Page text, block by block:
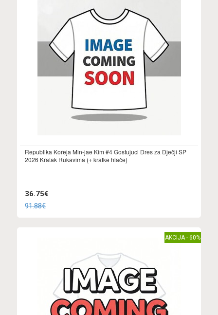
Republika Koreja Min-jae Kim #4 Gostujuci Dres za Dječji SP
2026 Kratak Rukavima (+ kratke hlače)
36.75€
91.88€
AKCIJA - 60%